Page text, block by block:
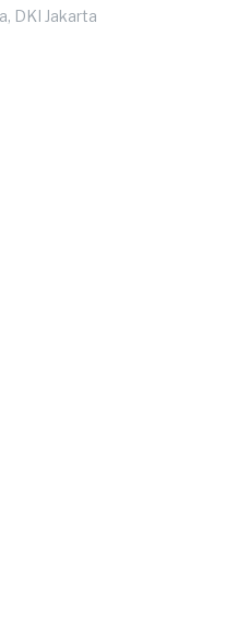
DKI Jakarta